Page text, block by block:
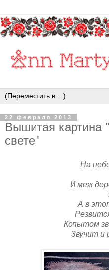
22 февраля 2013
Вышитая картина
свете"
На
И меж
А в
Копытом
Звучит и